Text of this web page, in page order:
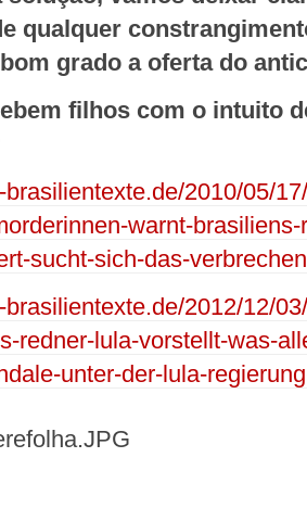
qualquer
grado a oferta do
filhos com o intuito
brasilientexte.de/2010/05/
warnt-
sucht-sich-das-
brasilientexte.de/2012/12/
redner-lula-vorstellt-was-
unter-der-lula-